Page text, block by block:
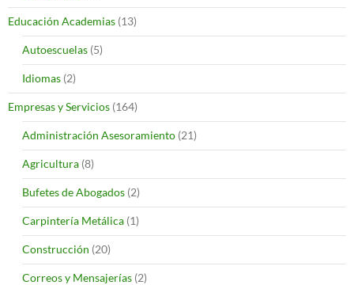
Educación Academias (13)
Autoescuelas (5)
Idiomas (2)
Empresas y Servicios (164)
Administración Asesoramiento (21)
Agricultura (8)
Bufetes de Abogados (2)
Carpintería Metálica (1)
Construcción (20)
Correos y Mensajerías (2)